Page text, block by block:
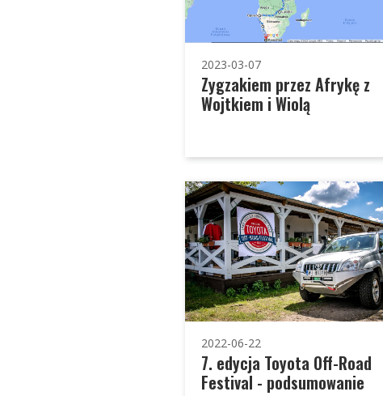
2023-03-07
Zygzakiem przez Afrykę z
Wojtkiem i Wiolą
2022-06-22
7. edycja Toyota Off-Road
Festival - podsumowanie